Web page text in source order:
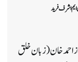
ایم اشرف فرید
احمد خان (زبان خلق